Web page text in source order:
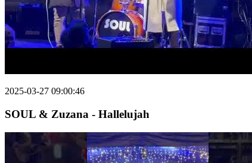
2025-03-27 09:00:46
SOUL & Zuzana - Hallelujah